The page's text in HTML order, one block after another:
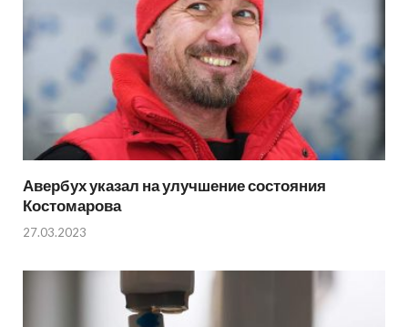
Авербух указал на улучшение состояния
Костомарова
27.03.2023